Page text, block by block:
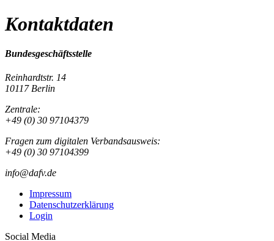
Kontaktdaten
Bundesgeschäftsstelle
Reinhardtstr. 14
10117 Berlin
Zentrale:
+49 (0) 30 97104379
Fragen zum digitalen Verbandsausweis:
+49 (0) 30 97104399
info@dafv.de
Impressum
Datenschutzerklärung
Login
Social Media